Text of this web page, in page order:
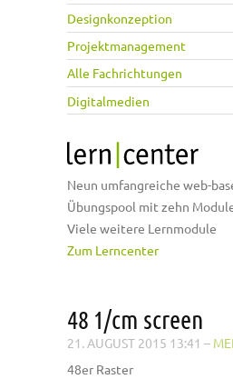
Designkonzeption
Projektmanagement
Alle Fachrichtungen
Digitalmedien
Neun umfangreiche web-
Übungspool mit zehn
Viele weitere Lernmodule
Zum Lerncenter
48 1/cm screen
21. AUGUST 2015 13:41 –
48er Raster